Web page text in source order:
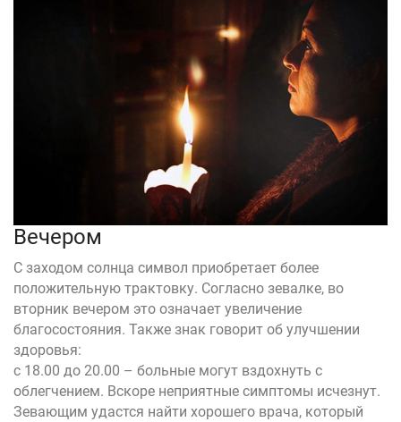
Вечером
С заходом солнца символ приобретает более
положительную трактовку. Согласно зевалке, во
вторник вечером это означает увеличение
благосостояния. Также знак говорит об улучшении
здоровья:
с 18.00 до 20.00 – больные могут вздохнуть с
облегчением. Вскоре неприятные симптомы исчезнут.
Зевающим удастся найти хорошего врача, который